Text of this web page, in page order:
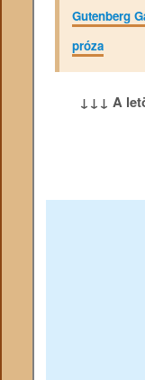
Gutenberg
próza
↓↓↓ A